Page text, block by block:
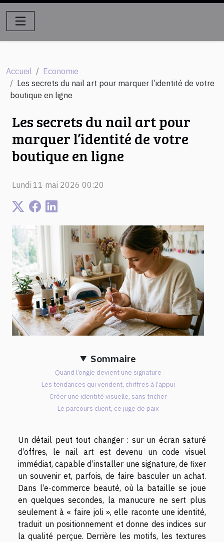
Accueil
Economie
Les secrets du nail art pour marquer l’identité de votre
boutique en ligne
Les secrets du nail art pour
marquer l’identité de votre
boutique en ligne
Lundi 11 mai 2026 00:20
Sommaire
Quand l’ongle devient une signature
Les tendances qui vendent, chiffres à l’appui
Créer une identité visuelle, sans tricher
Le parcours client, ce juge de paix
Un détail peut tout changer : sur un écran saturé
d’offres, le nail art est devenu un code visuel
immédiat, capable d’installer une signature, de fixer
un souvenir et, parfois, de faire basculer un achat.
Dans l’e-commerce beauté, où la bataille se joue
en quelques secondes, la manucure ne sert plus
seulement à « faire joli », elle raconte une identité,
traduit un positionnement et donne des indices sur
la qualité perçue. Derrière les motifs, les textures